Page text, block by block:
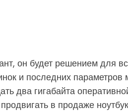
он будет решением для
и последних
два гигабайта
в продаже